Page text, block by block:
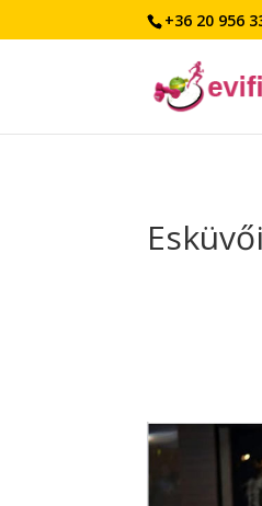
+36 20 956